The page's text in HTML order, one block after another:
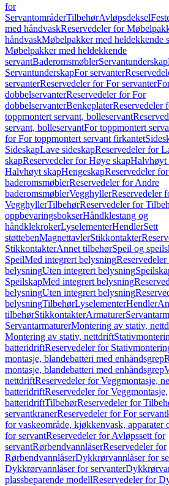
for
ServantområderTilbehørAvløpsdeksel
med håndvaskReservedeler for
håndvaskMøbelpakker med heldekkende
Møbelpakker med heldekkende
servantBaderomsmøblerServantunderskap
ServantunderskapFor servanter
servanterReservedeler for For servanter
dobbelservanterReservedeler for For
dobbelservanterBenkeplaterReservedeler
toppmontert servant, bolleservant
servant, bolleservantFor toppmontert
for For toppmontert servant firkantet
SideskapLave sideskapReservedeler for
skapReservedeler for Høye skapHalvhøyt
Halvhøyt skapHengeskapReservedeler
baderomsmøblerReservedeler for Andre
baderomsmøblerVegghyllerReservedeler
VegghyllerTilbehørReservedeler for
oppbevaringsbokserHåndklestang og
håndklekrokerLyselementerHendlerSett
støttebenMagnettavlerStikkontakter
StikkontakterAnnet tilbehørSpeil og
SpeilMed integrert belysning
belysningUten integrert belysning
SpeilskapMed integrert belysning
belysningUten integrert belysning
belysningTilbehørLyselementerHendler
tilbehørStikkontakterArmaturer
ServantarmaturerMontering av stativ,
Montering av stativ, nettdrift
batteridriftReservedeler for
montasje, blandebatteri med enhåndsgrep
montasje, blandebatteri med enhåndsgrep
nettdriftReservedeler for Veggmontasje,
batteridriftReservedeler for Veggmontasje,
batteridriftTilbehørReservedeler for
servantkranerReservedeler for For
for vaskeområde, kjøkkenvask, apparater
for servantReservedeler for Avløpssett for
servantRørbendvannlåserReservedeler for
RørbendvannlåserDykkrørvannlåser for
Dykkrørvannlåser for servanter
plassbeparende modellReservedeler for